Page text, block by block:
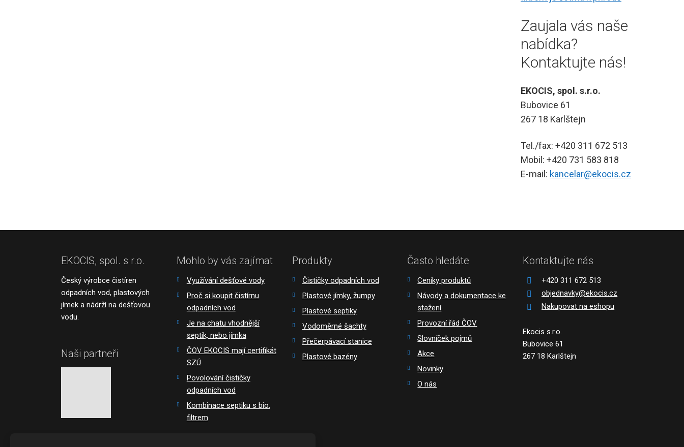
Zaujala vás naše
nabídka?
Kontaktujte nás!
EKOCIS, spol. s.r.o.
Bubovice 61
267 18 Karlštejn
Tel./fax: +420 311 672 513
Mobil: +420 731 583 818
E-mail: kancelar@ekocis.cz
EKOCIS, spol. s r.o.
Český výrobce čistíren
odpadních vod, plastových
jímek a nádrží na dešťovou
vodu.
Naši partneři
Mohlo by vás zajímat
Využívání dešťové vody
Proč si koupit čistírnu
odpadních vod
Je na chatu vhodnější
septik, nebo jímka
ČOV EKOCIS mají certifikát
SZÚ
Povolování čističky
odpadních vod
Kombinace septiku s bio.
filtrem
Produkty
Čističky odpadních vod
Plastové jímky, žumpy
Plastové septiky
Vodoměrné šachty
Přečerpávací stanice
Plastové bazény
Často hledáte
Ceníky produktů
Návody a dokumentace ke
stažení
Provozní řád ČOV
Slovníček pojmů
Akce
Novinky
O nás
Kontaktujte nás
+420 311 672 513
objednavky@ekocis.cz
Nakupovat na eshopu
Ekocis s.r.o.
Bubovice 61
267 18 Karlštejn